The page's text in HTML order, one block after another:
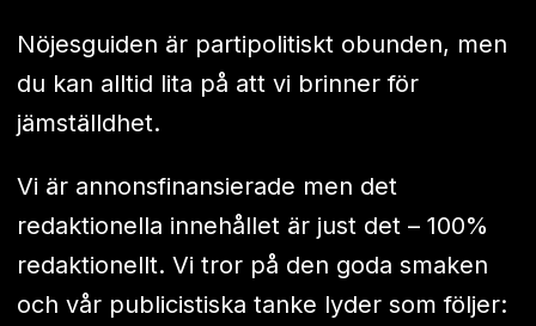
Nöjesguiden är partipolitiskt obunden, men
du kan alltid lita på att vi brinner för
jämställdhet.
Vi är annonsfinansierade men det
redaktionella innehållet är just det – 100%
redaktionellt. Vi tror på den goda smaken
och vår publicistiska tanke lyder som följer: